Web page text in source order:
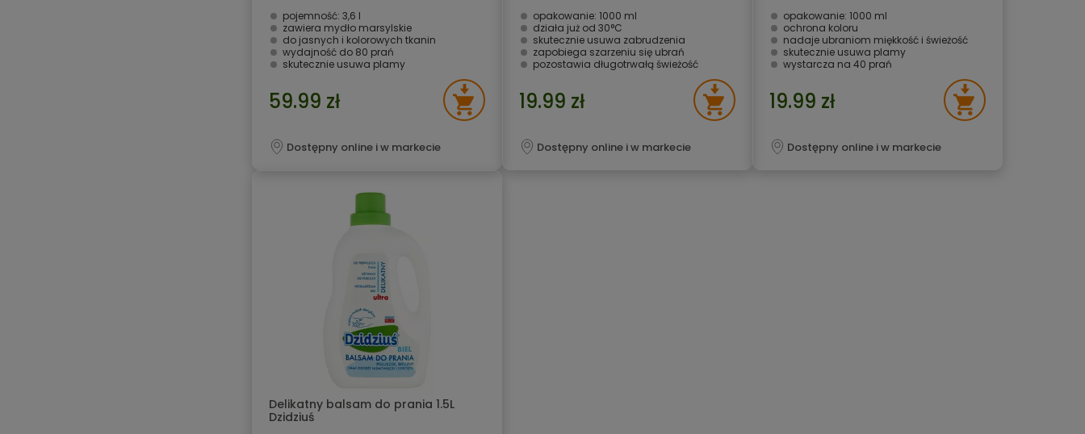
pojemność: 3,6 l
zawiera mydło marsylskie
do jasnych i kolorowych tkanin
wydajność do 80 prań
skutecznie usuwa plamy
59.99 zł
Dostępny online i w markecie
opakowanie: 1000 ml
działa już od 30°C
skutecznie usuwa zabrudzenia
zapobiega szarzeniu się ubrań
pozostawia długotrwałą świeżość
19.99 zł
Dostępny online i w markecie
opakowanie: 1000 ml
ochrona koloru
nadaje ubraniom miękkość i świeżość
skutecznie usuwa plamy
wystarcza na 40 prań
19.99 zł
Dostępny online i w markecie
Delikatny balsam do prania 1.5L
Dzidziuś